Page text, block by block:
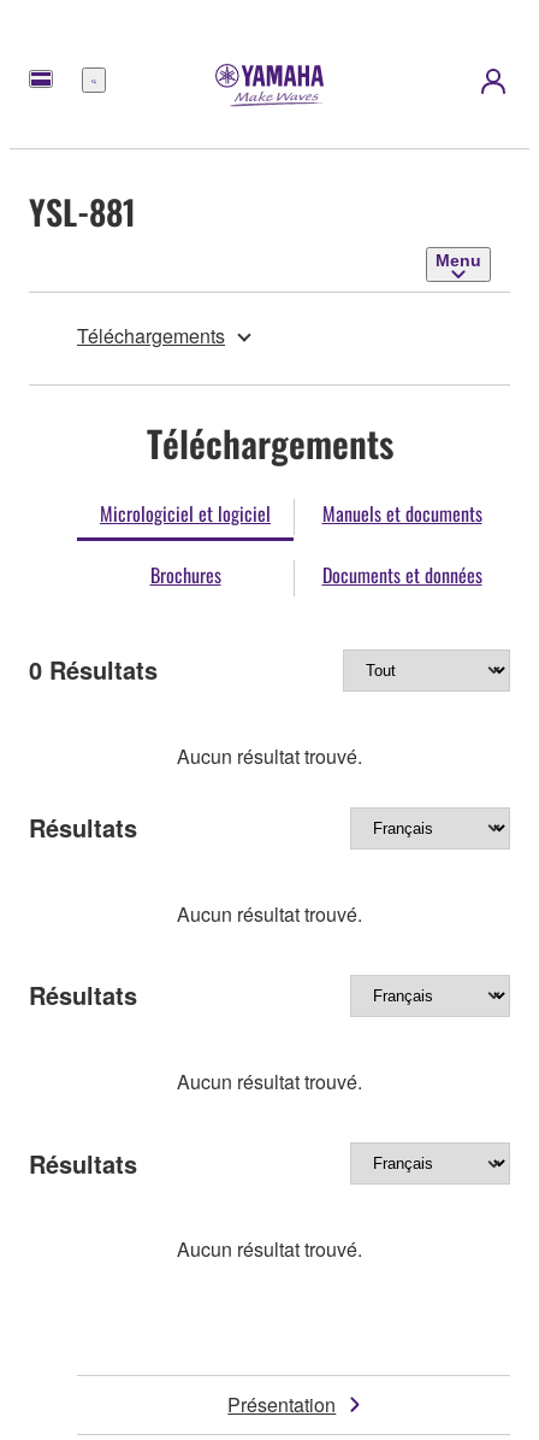
Menu
YSL-881
Menu
Téléchargements
Téléchargements
Micrologiciel et logiciel Manuels et documents
Brochures Documents et données
0 Résultats
Aucun résultat trouvé.
Résultats
Aucun résultat trouvé.
Résultats
Aucun résultat trouvé.
Résultats
Aucun résultat trouvé.
Présentation